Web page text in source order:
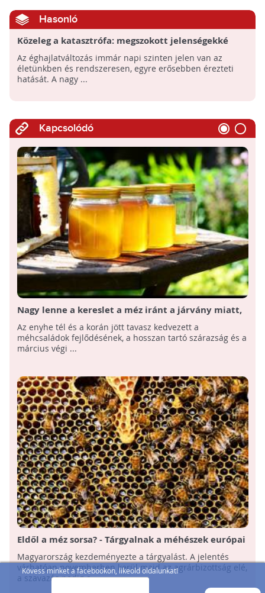
Kövess minket a facebookon, likeold oldalunkat!
Hasonló
Közeleg a katasztrófa: megszokott jelenségekké
váltak az aszályok és a hőhullámok
Az éghajlatváltozás immár napi szinten jelen van az
életünkben és rendszeresen, egyre erősebben érezteti
hatását. A nagy ...
Kapcsolódó
Nagy lenne a kereslet a méz iránt a járvány miatt,
de kevés mézre számítanak a méhészek idén
Az enyhe tél és a korán jött tavasz kedvezett a
méhcsaládok fejlődésének, a hosszan tartó szárazság és a
március végi ...
Eldől a méz sorsa? - Tárgyalnak a méhészek európai
helyzetéről
Magyarország kezdeményezte a tárgyalást. A jelentés
várhatóan novemberben kerül majd az agrárbizottság elé,
a szavazás pedig a ...